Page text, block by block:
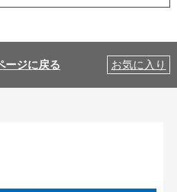
ージに戻る お気に入り